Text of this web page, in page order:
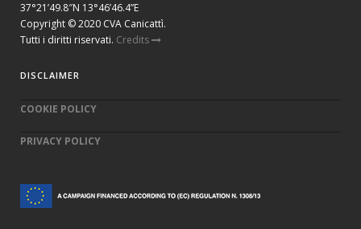
37°21’49.8″N 13°46’46.4”E
Copyright © 2020 CVA Canicattì.
Tutti i diritti riservati. Credits
DISCLAIMER
COOKIE POLICY
PRIVACY POLICY